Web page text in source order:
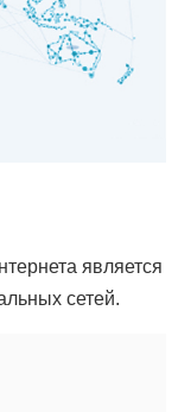
является
сетей.